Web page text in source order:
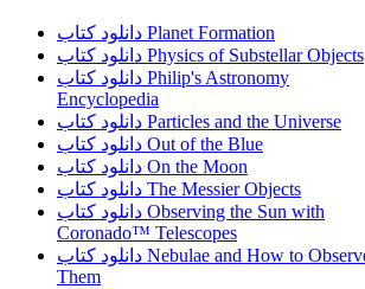
دانلود کتاب Planet Formation
دانلود کتاب Physics of Substellar Objects
دانلود کتاب Philip's Astronomy
Encyclopedia
دانلود کتاب Particles and the Universe
دانلود کتاب Out of the Blue
دانلود کتاب On the Moon
دانلود کتاب The Messier Objects
دانلود کتاب Observing the Sun with
Coronado™ Telescopes
دانلود کتاب Nebulae and How to Observe
Them